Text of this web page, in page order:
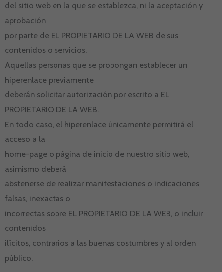
del sitio web en la que se establezca, ni la aceptación y
aprobación
por parte de EL PROPIETARIO DE LA WEB de sus
contenidos o servicios.
Aquellas personas que se propongan establecer un
hiperenlace previamente
deberán solicitar autorización por escrito a EL
PROPIETARIO DE LA WEB.
En todo caso, el hiperenlace únicamente permitirá el
acceso a la
home-page o página de inicio de nuestro sitio web,
asimismo deberá
abstenerse de realizar manifestaciones o indicaciones
falsas, inexactas o
incorrectas sobre EL PROPIETARIO DE LA WEB, o incluir
contenidos
ilícitos, contrarios a las buenas costumbres y al orden
público.